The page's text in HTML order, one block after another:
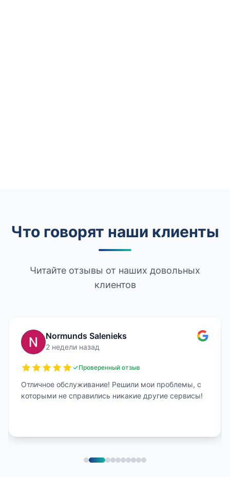
Что говорят наши клиенты
Читайте отзывы от наших довольных
клиентов
Normunds Salenieks
2 недели назад
Проверенный отзыв
Отличное обслуживание! Решили мои проблемы, с
которыми не справились никакие другие сервисы!